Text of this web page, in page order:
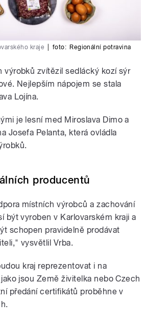
kraje foto: Regionální potravina
výrobků zvítězil sedlácký kozí sýr
Nejlepším nápojem se stala
Lojína.
je lesní med Miroslava Dimo a
Josefa Pelanta, která ovládla
producentů
místních výrobců a zachování
být vyroben v Karlovarském kraji a
schopen pravidelně prodávat
vysvětlil Vrba.
kraj reprezentovat i na
jsou Země živitelka nebo Czech
předání certifikátů proběhne v